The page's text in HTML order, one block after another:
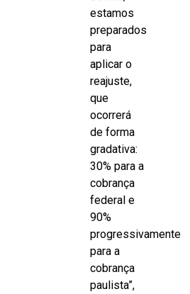
estamos
preparados
para
aplicar o
reajuste,
que
ocorrerá
de forma
gradativa:
30% para a
cobrança
federal e
90%
progressivamente
para a
cobrança
paulista”,